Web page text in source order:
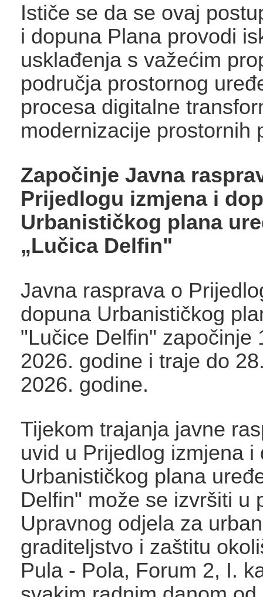
Ističe se da se ovaj
i dopuna Plana provodi
usklađenja s važećim
područja prostornog
procesa digitalne
modernizacije prostornih
Započinje Javna
Prijedlogu izmjena i
Urbanističkog plana
„Lučica Delfin"
Javna rasprava o
dopuna Urbanističkog
"Lučice Delfin" započinje
2026. godine i traje do
2026. godine.
Tijekom trajanja javne
uvid u Prijedlog izmjena i
Urbanističkog plana
Delfin" može se izvršiti u
Upravnog odjela za
graditeljstvo i zaštitu
Pula - Pola, Forum 2, I.